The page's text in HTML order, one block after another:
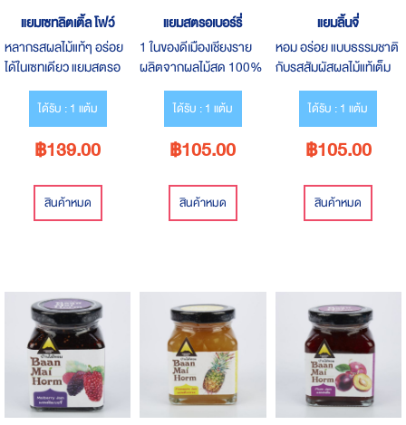
แยมเซทลิตเติ้ล โฟว์
หลากรสผลไม้แท้ๆ อร่อย
ได้ในเซทเดียว แยมสตรอ
เบอร์รี่ ลิ้นจี่ มัลเบอร์รี่ และ
สับปะรดได้รับ : 1 แต้ม
฿139.00
สินค้าหมด
แยมสตรอเบอร์รี่
1 ในของดีเมืองเชียงราย
ผลิตจากผลไม้สด 100%
หอม อร่อย เต็มเนื้อผลไม้
ได้รับ : 1 แต้ม
฿105.00
สินค้าหมด
แยมลิ้นจี่
หอม อร่อย แบบธรรมชาติ
กับรสสัมผัสผลไม้แท้เต็ม
ชิ้น ไม่มีวัตถุกันเสีย ไม่แต่ง
กลิ่นและสีได้รับ : 1 แต้ม
฿105.00
สินค้าหมด